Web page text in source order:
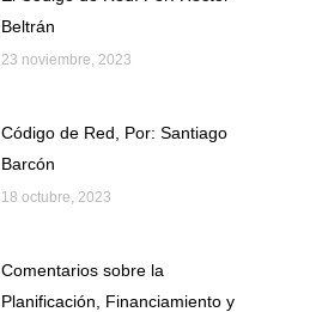
Beltrán
23 noviembre, 2023
Código de Red, Por: Santiago
Barcón
18 octubre, 2023
Comentarios sobre la
Planificación, Financiamiento y